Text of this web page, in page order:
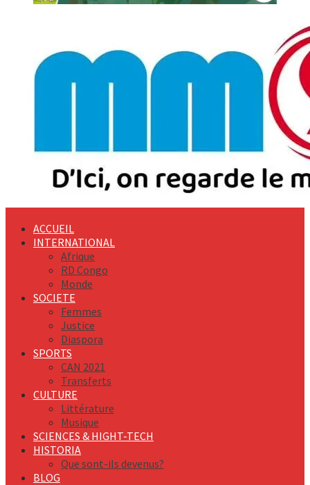
ACCUEIL
INTERNATIONAL
Afrique
RD Congo
Monde
SOCIETE
Femmes
Justice
Diaspora
SPORTS
CAN 2021
Transferts
CULTURE
Littérature
Musique
SCIENCES & HIGHT-TECH
HISTORIA
Que sont-ils devenus?
BLOG